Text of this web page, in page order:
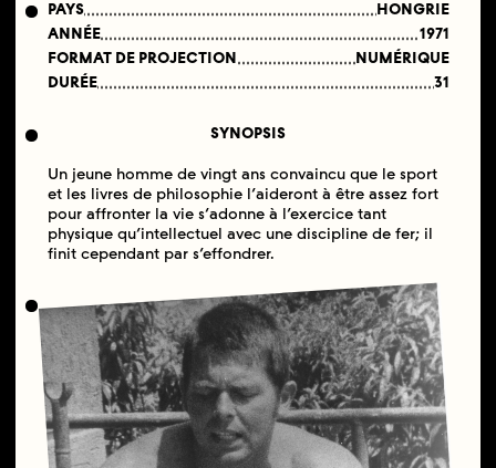
PAYS
HONGRIE
ANNÉE
1971
FORMAT DE PROJECTION
NUMÉRIQUE
DURÉE
31
SYNOPSIS
Un jeune homme de vingt ans convaincu que le sport
et les livres de philosophie l’aideront à être assez fort
pour affronter la vie s’adonne à l’exercice tant
physique qu’intellectuel avec une discipline de fer; il
finit cependant par s’effondrer.